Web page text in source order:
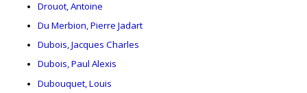
Drouot, Antoine
Du Merbion, Pierre Jadart
Dubois, Jacques Charles
Dubois, Paul Alexis
Dubouquet, Louis